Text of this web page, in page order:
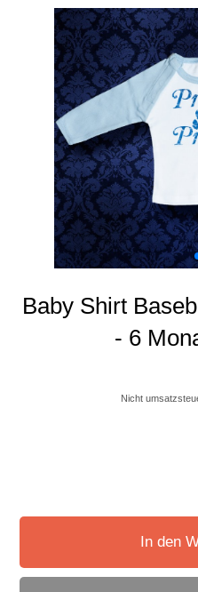
Baby Shirt
- 6
Nicht
In den